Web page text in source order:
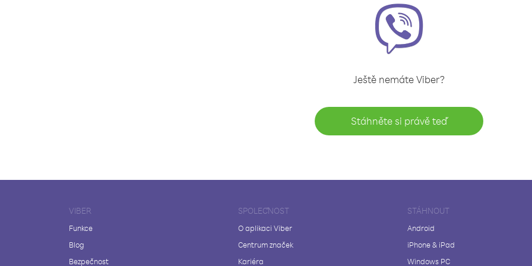
Ještě nemáte Viber?
Stáhněte si právě teď
VIBER
Funkce
Blog
Bezpečnost
SPOLEČNOST
O aplikaci Viber
Centrum značek
Kariéra
STÁHNOUT
Android
iPhone & iPad
Windows PC